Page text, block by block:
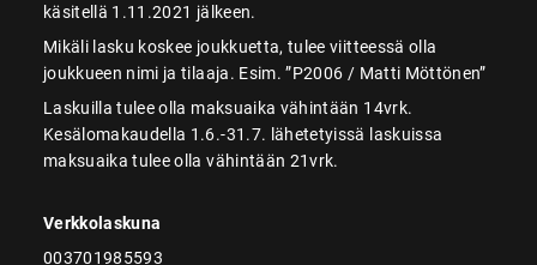
käsitellä 1.11.2021 jälkeen.
Mikäli lasku koskee joukkuetta, tulee viitteessä olla
joukkueen nimi ja tilaaja. Esim. ”P2006 / Matti Möttönen”
Laskuilla tulee olla maksuaika vähintään 14vrk.
Kesälomakaudella 1.6.-31.7. lähetetyissä laskuissa
maksuaika tulee olla vähintään 21vrk.
Verkkolaskuna
003701985593